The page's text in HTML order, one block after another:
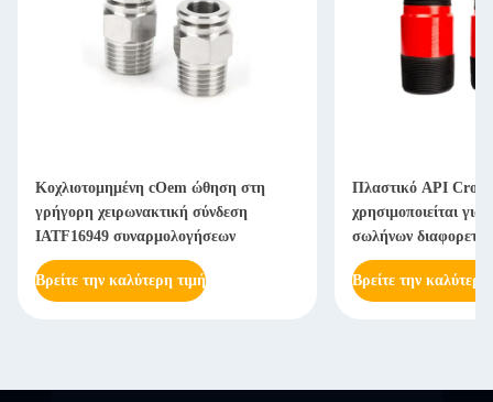
Κοχλιοτομημένη cOem ώθηση στη
γρήγορη χειρωνακτική σύνδεση
IATF16949 συναρμολογήσεων
Βρείτε την καλύτερη τιμή
Πλαστικό API
χρησιμοποιείται
σωλήνων
Βρείτε την καλύτερη